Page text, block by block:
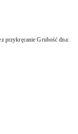
przykręcanie Grubość dna: